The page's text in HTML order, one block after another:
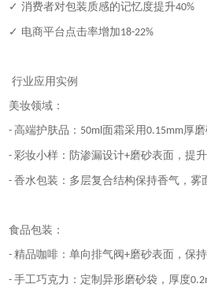
✓ 消费者对包装质感的记忆度提升40%
✓ 电商平台点击率增加18-22%
行业应用实例
美妆领域：
- 高端护肤品： 50ml面霜采用0.15mm厚
-彩妆小样：防渗漏设计+磨砂表面，提
-香水包装：多层复合结构保持香气，雾
食品包装：
-精品咖啡：单向排气阀+磨砂表面，保
-手工巧克力：定制异形磨砂袋，厚度